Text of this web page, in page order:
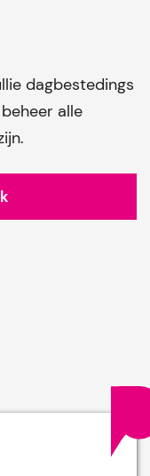
dagbestedings
alle